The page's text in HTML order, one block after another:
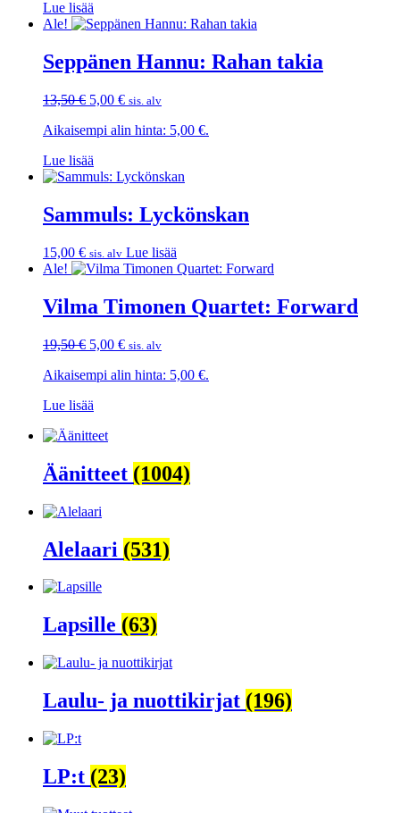
Lue lisää
Ale!
Seppänen Hannu: Rahan takia
13,50€ Alkuperäinen
oli:
5,00 €Nykyinen
on:
sis. alv
Aikaisempi alin hinta: 5,00 €.
Lue lisää
Sammuls: Lyckönskan
15,00 € sis. alv Lue lisää
Ale!
Vilma Timonen Quartet: Forward
19,50€ Alkuperäinen
oli:
5,00 €Nykyinen
on:
sis. alv
Aikaisempi alin hinta: 5,00 €.
Lue lisää
Äänitteet (1004)
Alelaari (531)
Lapsille (63)
Laulu- ja nuottikirjat (196)
LP:t (23)